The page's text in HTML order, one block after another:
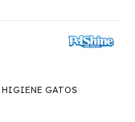
HIGIENE GATOS